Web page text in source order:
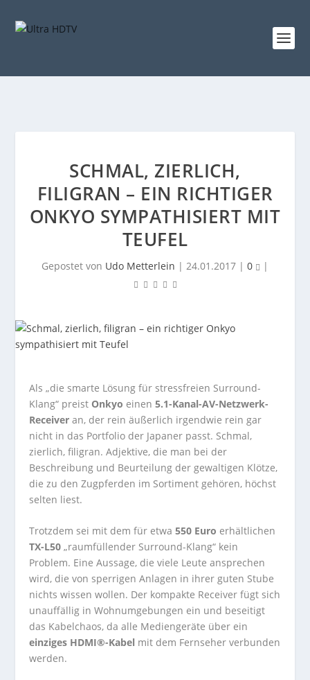
SCHMAL, ZIERLICH,
FILIGRAN – EIN RICHTIGER
ONKYO SYMPATHISIERT MIT
TEUFEL
Gepostet von Udo Metterlein | 24.01.2017 | 0 |
Als „die smarte Lösung für stressfreien Surround-
Klang“ preist Onkyo einen5.1-Kanal-AV-Netzwerk-
Receiver an, der rein äußerlich irgendwie rein gar
nicht in das Portfolio der Japaner passt. Schmal,
zierlich, filigran. Adjektive, die man bei der
Beschreibung und Beurteilung der gewaltigen Klötze,
die zu den Zugpferden im Sortiment gehören, höchst
selten liest.
Trotzdem sei mit dem für etwa550 Euro erhältlichen
TX-L50 „raumfüllender Surround-Klang“ kein
Problem. Eine Aussage, die viele Leute ansprechen
wird, die von sperrigen Anlagen in ihrer guten Stube
nichts wissen wollen. Der kompakte Receiver fügt sich
unauffällig in Wohnumgebungen ein und beseitigt
das Kabelchaos, da alle Mediengeräte über ein
einziges HDMI®-Kabel mit dem Fernseher verbunden
werden.